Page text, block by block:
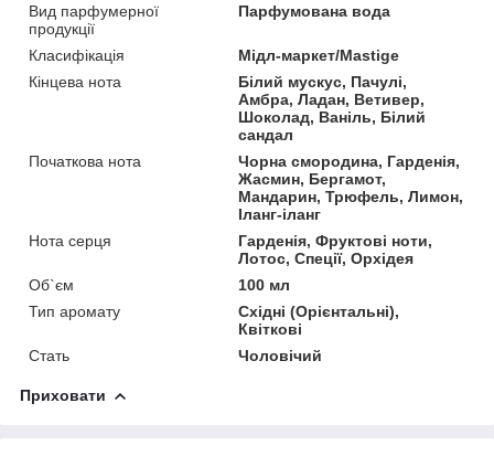
Вид парфумерної
продукції
Парфумована вода
Класифікація
Мідл-маркет/Mastige
Кінцева нота
Білий мускус, Пачулі,
Амбра, Ладан, Ветивер,
Шоколад, Ваніль, Білий
сандал
Початкова нота
Чорна смородина, Гарденія,
Жасмин, Бергамот,
Мандарин, Трюфель, Лимон,
Іланг-іланг
Нота серця
Гарденія, Фруктові ноти,
Лотос, Спеції, Орхідея
Об`єм
100 мл
Тип аромату
Східні (Орієнтальні),
Квіткові
Стать
Чоловічий
Приховати